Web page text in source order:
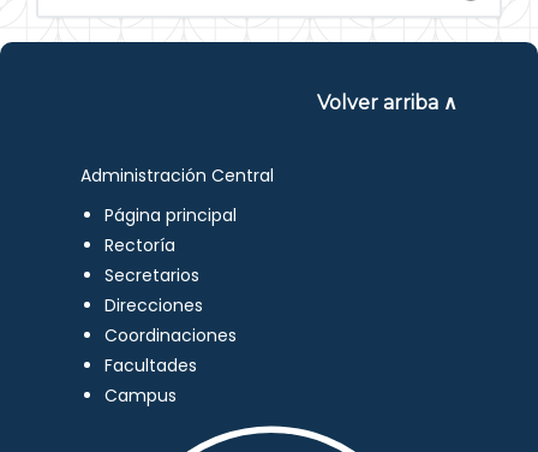
Volver arriba ∧
Administración Central
Página principal
Rectoría
Secretarios
Direcciones
Coordinaciones
Facultades
Campus